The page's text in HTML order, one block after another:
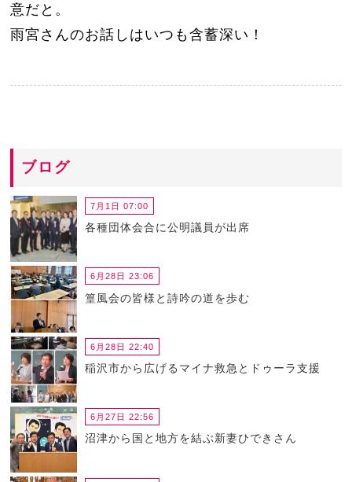
意だと。
雨宮さんのお話しはいつも含蓄深い！
ブログ
7月1日 07:00
各種団体会合に公明議員が出席
6月28日 23:06
篁風会の皆様と詩吟の道を歩む
6月28日 22:40
稲沢市から広げるマイナ救急とドゥーラ支援
6月27日 22:56
沼津から国と地方を結ぶ新妻ひできさん